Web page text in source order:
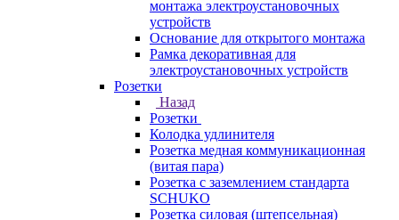
монтажа электроустановочных
устройств
Основание для открытого монтажа
Рамка декоративная для
электроустановочных устройств
Розетки
Назад
Розетки
Колодка удлинителя
Розетка медная коммуникационная
(витая пара)
Розетка с заземлением стандарта
SCHUKO
Розетка силовая (штепсельная)